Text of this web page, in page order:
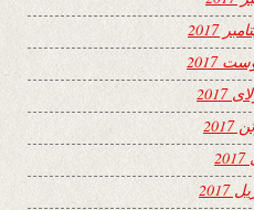
2017
2017
2017
2017